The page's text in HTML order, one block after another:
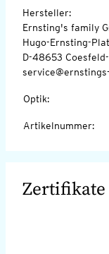
Hersteller:
Ernsting's family
Hugo-Ernsting-
D-48653
Optik:
Artikelnummer:
Zertifikate